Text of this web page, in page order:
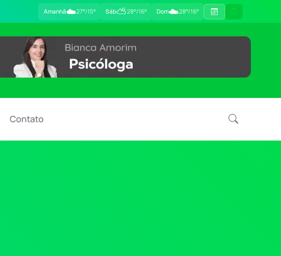
Amanhã☁️27°/15° Sáb⛅28°/16° Dom☁️28°/16°
Contato